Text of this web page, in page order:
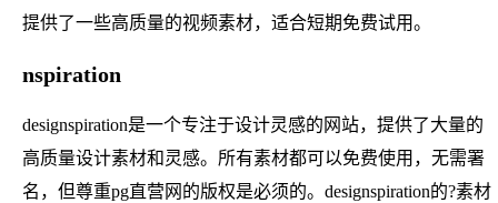
提供了一些高质量的视频素材，适合短期免费试用。
nspiration
designspiration是一个专注于设计灵感的网站，提供了大量的
高质量设计素材和灵感。所有素材都可以免费使用，无需署
名，但尊重pg直营网的版权是必须的。designspiration的?素材